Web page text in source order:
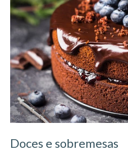
Doces e sobremesas